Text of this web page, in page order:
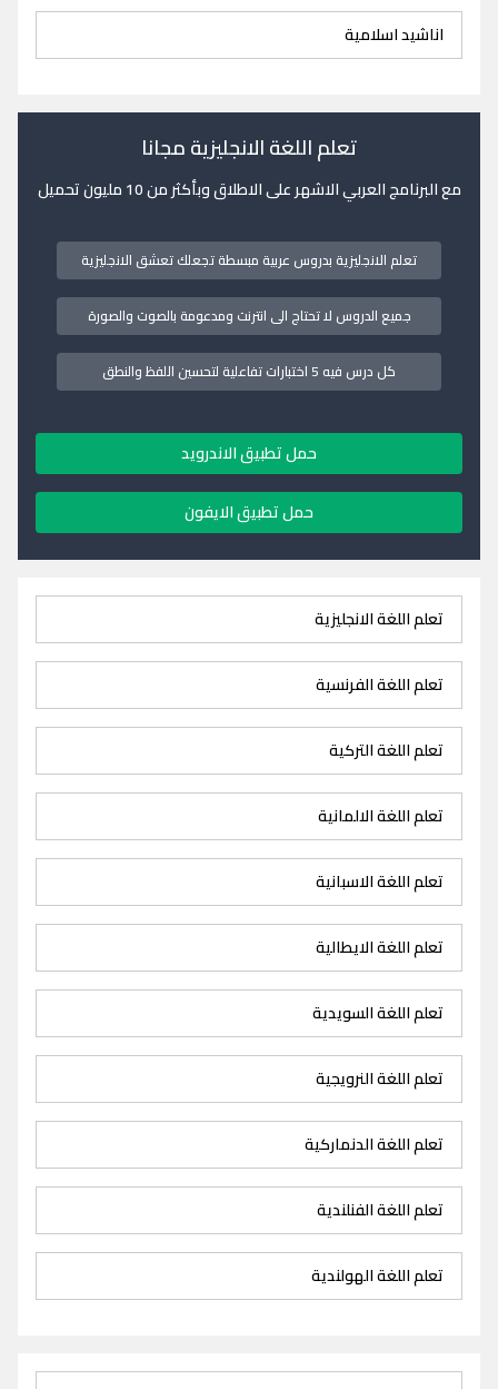
اناشيد اسلامية
تعلم اللغة الانجليزية مجانا
مع البرنامج العربي الاشهر على الاطلاق وبأكثر من 10 مليون تحميل
تعلم الانجليزية بدروس عربية مبسطة تجعلك تعشق الانجليزية
جميع الدروس لا تحتاج الى انترنت ومدعومة بالصوت والصورة
كل درس فيه 5 اختبارات تفاعلية لتحسين اللفظ والنطق
حمل تطبيق الاندرويد
حمل تطبيق الايفون
تعلم اللغة الانجليزية
تعلم اللغة الفرنسية
تعلم اللغة التركية
تعلم اللغة الالمانية
تعلم اللغة الاسبانية
تعلم اللغة الايطالية
تعلم اللغة السويدية
تعلم اللغة النرويجية
تعلم اللغة الدنماركية
تعلم اللغة الفنلندية
تعلم اللغة الهولندية